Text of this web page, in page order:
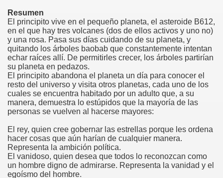
Resumen
El principito vive en el pequeño planeta, el asteroide B612,
en el que hay tres volcanes (dos de ellos activos y uno no)
y una rosa. Pasa sus días cuidando de su planeta, y
quitando los árboles baobab que constantemente intentan
echar raíces allí. De permitirles crecer, los árboles partirían
su planeta en pedazos.
El principito abandona el planeta un día para conocer el
resto del universo y visita otros planetas, cada uno de los
cuales se encuentra habitado por un adulto que, a su
manera, demuestra lo estúpidos que la mayoría de las
personas se vuelven al hacerse mayores:
El rey, quien cree gobernar las estrellas porque les ordena
hacer cosas que aún harían de cualquier manera.
Representa la ambición política.
El vanidoso, quien desea que todos lo reconozcan como
un hombre digno de admirarse. Representa la vanidad y el
egoísmo del hombre.